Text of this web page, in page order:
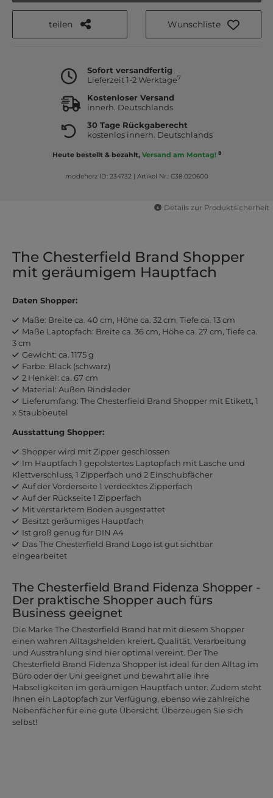
teilen Wunschliste
Sofort versandfertig
Lieferzeit 1-2 Werktage7
Kostenloser Versand
innerh. Deutschlands
30 Tage Rückgaberecht
kostenlos innerh. Deutschlands
Heute bestellt & bezahlt, Versand am Montag! 8
modeherz ID: 234732 | Artikel Nr.: C38.020600
Details zur Produktsicherheit
The Chesterfield Brand Shopper
mit geräumigem Hauptfach
Daten Shopper:
Maße: Breite ca. 40 cm, Höhe ca. 32 cm, Tiefe ca. 13 cm
Maße Laptopfach: Breite ca. 36 cm, Höhe ca. 27 cm, Tiefe ca.
3 cm
Gewicht: ca. 1175 g
Farbe: Black (schwarz)
2 Henkel: ca. 67 cm
Material: Außen Rindsleder
Lieferumfang: The Chesterfield Brand Shopper mit Etikett, 1
x Staubbeutel
Ausstattung Shopper:
Shopper wird mit Zipper geschlossen
Im Hauptfach 1 gepolstertes Laptopfach mit Lasche und
Klettverschluss, 1 Zipperfach und 2 Einschubfächer
Auf der Vorderseite 1 verdecktes Zipperfach
Auf der Rückseite 1 Zipperfach
Mit verstärktem Boden ausgestattet
Besitzt geräumiges Hauptfach
Ist groß genug für DIN A4
Das The Chesterfield Brand Logo ist gut sichtbar
eingearbeitet
The Chesterfield Brand Fidenza Shopper -
Der praktische Shopper auch fürs
Business geeignet
Die Marke The Chesterfield Brand hat mit diesem Shopper
einen wahren Alltagshelden kreiert. Qualität, Verarbeitung
und Ausstrahlung sind hier optimal vereint. Der The
Chesterfield Brand Fidenza Shopper ist ideal für den Alltag im
Büro oder der Uni geeignet und bewahrt alle ihre
Habseligkeiten im geräumigen Hauptfach unter. Zudem steht
Ihnen ein Laptopfach zur Verfügung, ebenso wie zahlreiche
Nebenfächer für eine gute Übersicht. Überzeugen Sie sich
selbst!